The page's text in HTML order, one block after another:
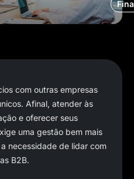
com outras empresas
Afinal, atender às
e oferecer seus
uma gestão bem mais
necessidade de lidar com
B2B.